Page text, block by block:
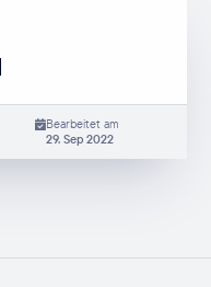
Bearbeitet am
29. Sep 2022